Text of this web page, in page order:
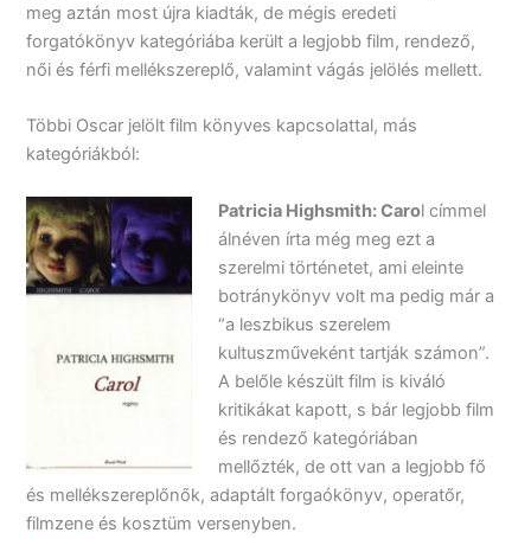
meg aztán most újra kiadták, de mégis eredeti
forgatókönyv kategóriába került a legjobb film, rendező,
női és férfi mellékszereplő, valamint vágás jelölés mellett.
Többi Oscar jelölt film könyves kapcsolattal, más
kategóriákból:
Patricia Highsmith: Carol címmel
álnéven írta még meg ezt a
szerelmi történetet, ami eleinte
botránykönyv volt ma pedig már a
“a leszbikus szerelem
kultuszműveként tartják számon”.
A belőle készült film is kiváló
kritikákat kapott, s bár legjobb film
és rendező kategóriában
mellőzték, de ott van a legjobb fő
és mellékszereplőnők, adaptált forgaókönyv, operatőr,
filmzene és kosztüm versenyben.